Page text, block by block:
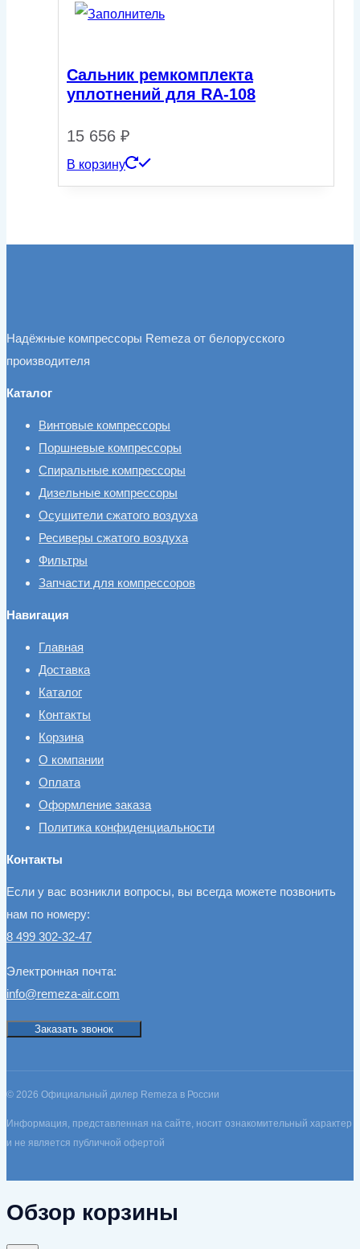
Сальник ремкомплекта
уплотнений для RA-108
15 656 ₽
В корзину
Надёжные компрессоры Remeza от белорусского
производителя
Каталог
Винтовые компрессоры
Поршневые компрессоры
Спиральные компрессоры
Дизельные компрессоры
Осушители сжатого воздуха
Ресиверы сжатого воздуха
Фильтры
Запчасти для компрессоров
Навигация
Главная
Доставка
Каталог
Контакты
Корзина
О компании
Оплата
Оформление заказа
Политика конфиденциальности
Контакты
Если у вас возникли вопросы, вы всегда можете позвонить
нам по номеру:
8 499 302-32-47
Электронная почта:
info@remeza-air.com
Заказать звонок
© 2026 Официальный дилер Remeza в России
Информация, представленная на сайте, носит ознакомительный характер
и не является публичной офертой
Обзор корзины